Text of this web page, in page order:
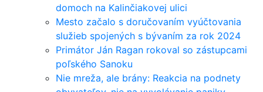
domoch na Kalinčiakovej ulici
Mesto začalo s doručovaním vyúčtovania
služieb spojených s bývaním za rok 2024
Primátor Ján Ragan rokoval so zástupcami
poľského Sanoku
Nie mreža, ale brány: Reakcia na podnety